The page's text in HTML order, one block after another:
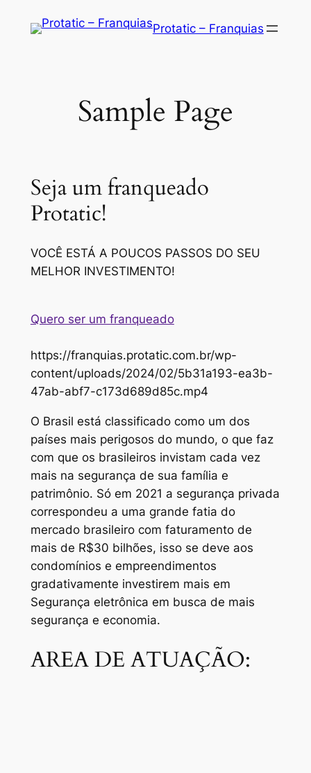
Protatic – Franquias
Sample Page
Seja um franqueado
Protatic!
VOCÊ ESTÁ A POUCOS PASSOS DO SEU
MELHOR INVESTIMENTO!
Quero ser um franqueado
https://franquias.protatic.com.br/wp-
content/uploads/2024/02/5b31a193-ea3b-
47ab-abf7-c173d689d85c.mp4
O Brasil está classificado como um dos
países mais perigosos do mundo, o que faz
com que os brasileiros invistam cada vez
mais na segurança de sua família e
patrimônio. Só em 2021 a segurança privada
correspondeu a uma grande fatia do
mercado brasileiro com faturamento de
mais de R$30 bilhões, isso se deve aos
condomínios e empreendimentos
gradativamente investirem mais em
Segurança eletrônica em busca de mais
segurança e economia.
AREA DE ATUAÇÃO: